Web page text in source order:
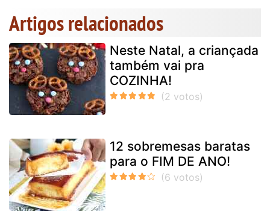
Artigos relacionados
Neste Natal, a criançada
também vai pra
COZINHA!
12 sobremesas baratas
para o FIM DE ANO!